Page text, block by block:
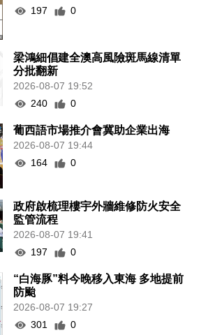
197
0
梁鴻細倡建全澳高風險斑馬線清單
分批翻新
2026-08-07 19:52
240
0
葡西語市場推介會冀助企業出海
2026-08-07 19:44
164
0
政府啟梳理樓宇外牆維修防火安全
監管流程
2026-08-07 19:41
197
0
“白海豚”料今晚移入東海 多地提前
防颱
2026-08-07 19:27
301
0